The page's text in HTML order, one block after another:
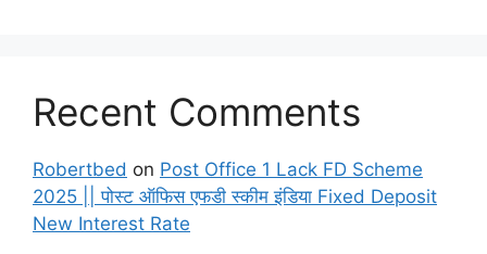
Recent Comments
Robertbed on Post Office 1 Lack FD Scheme
2025 || पोस्ट ऑफिस एफडी स्कीम इंडिया Fixed Deposit
New Interest Rate